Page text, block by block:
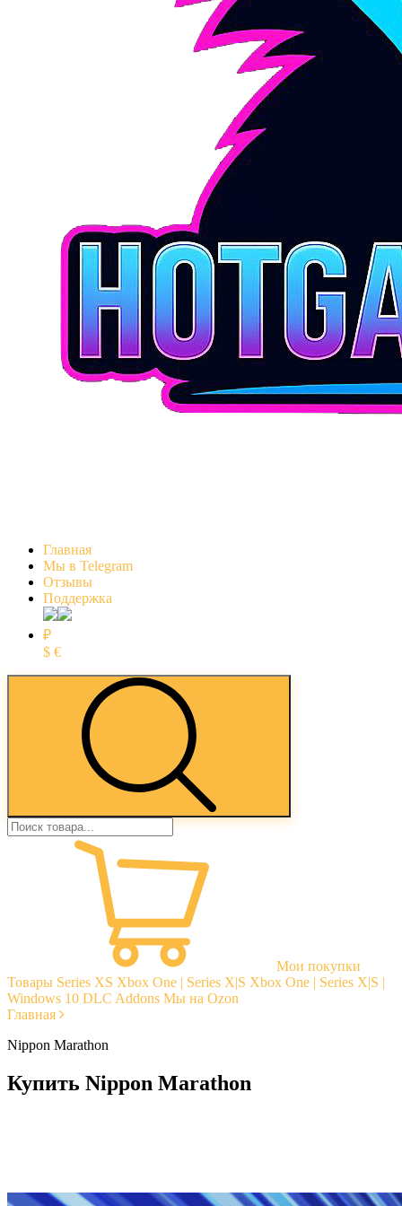
Главная
Мы в Telegram
Отзывы
Поддержка
₽
$ €
Мои покупки
Товары Series XS Xbox One | Series X|S Xbox One | Series X|S |
Windows 10 DLC Addons Мы на Ozon
Главная
Nippon Marathon
Купить Nippon Marathon